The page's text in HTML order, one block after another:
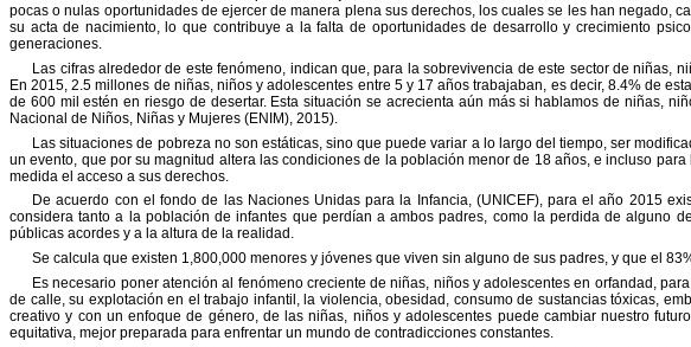
pocas o nulas oportunidades de ejercer de manera plena sus derechos, los cuales se les han negado,
su acta de nacimiento, lo que contribuye a la falta de oportunidades de desarrollo y crecimiento
generaciones.
Las cifras alrededor de este fenómeno, indican que, para la sobrevivencia de este sector de niñas,
En 2015, 2.5 millones de niñas, niños y adolescentes entre 5 y 17 años trabajaban, es decir, 8.4% de
de 600 mil estén en riesgo de desertar. Esta situación se acrecienta aún más si hablamos de niñas,
Nacional de Niños, Niñas y Mujeres (ENIM), 2015).
Las situaciones de pobreza no son estáticas, sino que puede variar a lo largo del tiempo, ser
un evento, que por su magnitud altera las condiciones de la población menor de 18 años, e incluso
medida el acceso a sus derechos.
De acuerdo con el fondo de las Naciones Unidas para la Infancia, (UNICEF), para el año 2015
considera tanto a la población de infantes que perdían a ambos padres, como la perdida de alguno
públicas acordes y a la altura de la realidad.
Se calcula que existen 1,800,000 menores y jóvenes que viven sin alguno de sus padres, y que el
Es necesario poner atención al fenómeno creciente de niñas, niños y adolescentes en orfandad, para
de calle, su explotación en el trabajo infantil, la violencia, obesidad, consumo de sustancias tóxicas,
creativo y con un enfoque de género, de las niñas, niños y adolescentes puede cambiar nuestro
equitativa, mejor preparada para enfrentar un mundo de contradicciones constantes.